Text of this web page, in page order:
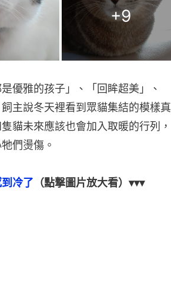
+9
優雅的孩子」、「回眸超美」、
主說冬天裡看到眾貓集結的模樣真
貓未來應該也會加入取暖的行列，
們燙傷。
冷了 （點撃圖片放大看）▾▾▾